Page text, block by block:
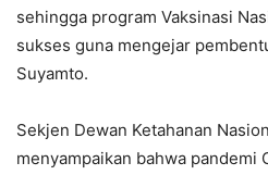
sehingga program Vaksinasi
sukses guna mengejar
Suyamto.
Sekjen Dewan Ketahanan
menyampaikan bahwa pandemi